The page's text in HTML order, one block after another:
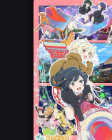
ของพ่อ พากย์
ไทยดูฟรีออน
ไลน์